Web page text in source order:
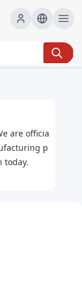
B2C
안전시설
are officia
p
today.